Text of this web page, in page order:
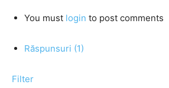
You must login to post comments
Răspunsuri (1)
Filter